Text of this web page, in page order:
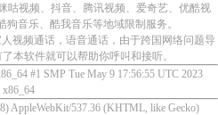
咕视频、抖音、腾讯视频、爱奇艺、优酷视
音乐、酷我音乐等地域限制服务。
视频通话，语音通话，由于跨国网络问题导
本软件就可以帮助你呼叫和接听。
#1 SMP Tue May 9 17:56:55 UTC 2023
x86_64
AppleWebKit/537.36 (KHTML, like Gecko)